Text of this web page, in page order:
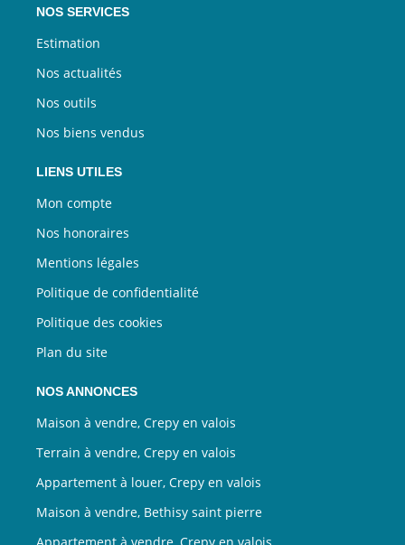
NOS SERVICES
Estimation
Nos actualités
Nos outils
Nos biens vendus
LIENS UTILES
Mon compte
Nos honoraires
Mentions légales
Politique de confidentialité
Politique des cookies
Plan du site
NOS ANNONCES
Maison à vendre, Crepy en valois
Terrain à vendre, Crepy en valois
Appartement à louer, Crepy en valois
Maison à vendre, Bethisy saint pierre